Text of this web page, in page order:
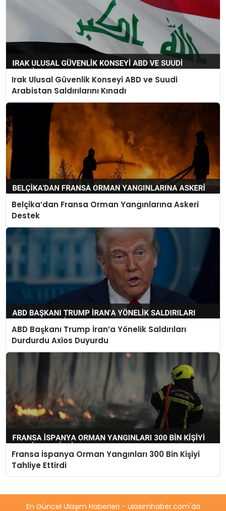
Irak Ulusal Güvenlik Konseyi ABD ve Suudi
Arabistan Saldırılarını Kınadı
Belçika’dan Fransa Orman Yangınlarına Askeri
Destek
ABD Başkanı Trump İran’a Yönelik Saldırıları
Durdurdu Axios Duyurdu
Fransa İspanya Orman Yangınları 300 Bin Kişiyi
Tahliye Ettirdi
En Güncel Ulaşım Haberleri - ulasimhaber.com'da